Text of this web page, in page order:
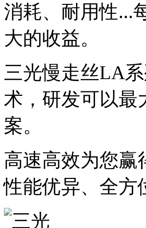
消耗、耐用性...
大的收益。
三光慢走丝LA
术，研发可以最
案。
高速高效为您赢
性能优异、全方